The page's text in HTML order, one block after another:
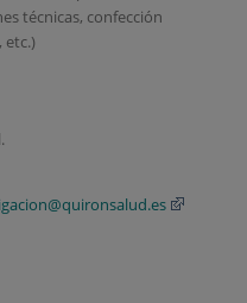
técnicas, confección